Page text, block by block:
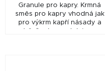
Granule pro kapry. Krmná
směs pro kapry vhodná jak
pro výkrm kapří násady a
tržního kapra, tak i pro